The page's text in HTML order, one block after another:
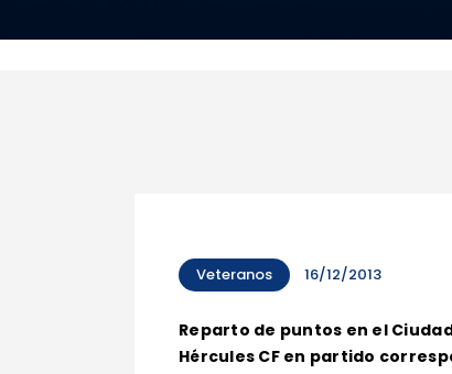
Veteranos 16/12/2013
Reparto de puntos en el
Hércules CF en partido